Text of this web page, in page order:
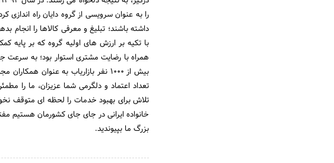
را به عنوان سرویسی از گروه دایان راه
داشته باشند؛ تبلیغ و معرفی کالاها را
با تکیه بر ارزش های اولیه گروه که بر پایه
همراه با رضایت مشتری استوار بود؛ به سرعت
بیش از 1000 نفر بازاریاب به
تعداد اعتماد و دلگرمی شما عزیزان، ما را
تلاش برای بهبود خدمات را لحظه ای متوقف
خانواده ایرانی در جای جای کشورمان هستیم
بزرگ ما بپیوندید.